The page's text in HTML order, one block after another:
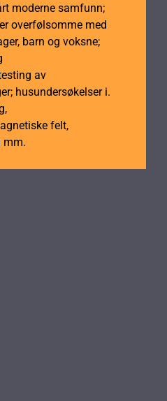
moderne samfunn;
overfølsomme med
barn og voksne;
av
husundersøkelser i.
felt,
mm.